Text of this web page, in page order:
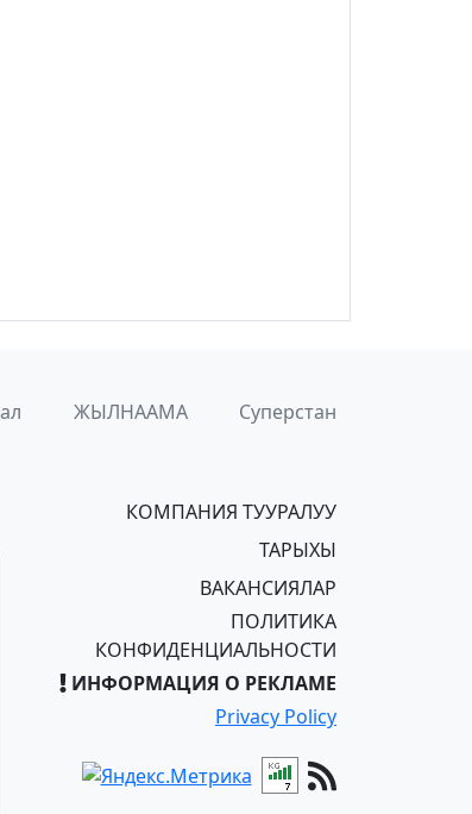
ЖЫЛНААМА Суперстан
КОМПАНИЯ ТУУРАЛУУ
ТАРЫХЫ
ВАКАНСИЯЛАР
ПОЛИТИКА
КОНФИДЕНЦИАЛЬНОСТИ
ИНФОРМАЦИЯ О РЕКЛАМЕ
Privacy Policy